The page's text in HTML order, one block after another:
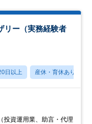
リー（実務経験者
日以上 産休・育休あり
投資運用業、助言・代理